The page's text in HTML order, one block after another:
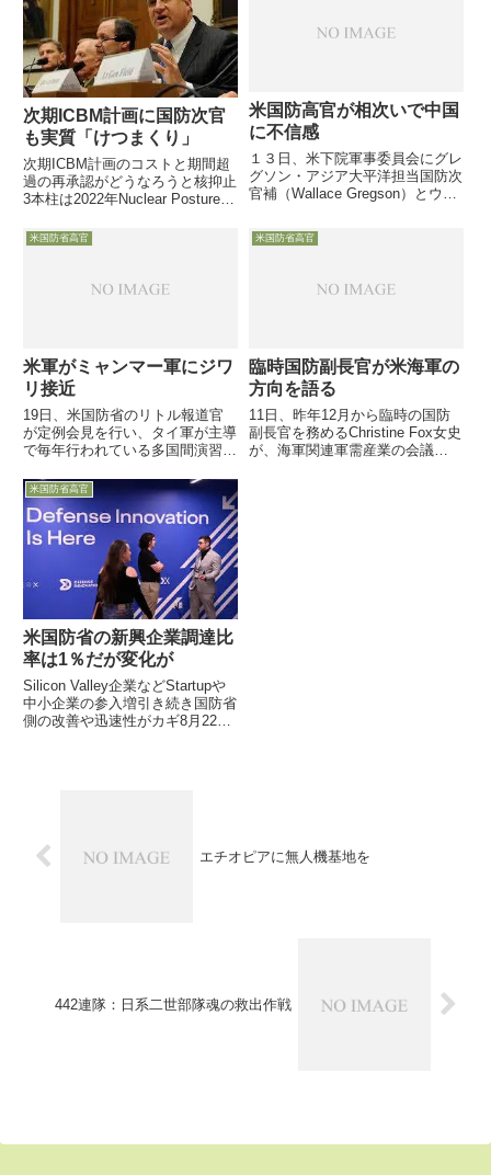
次期ICBM計画に国防次官
も実質「けつまくり」
次期ICBM計画のコストと期間超
過の再承認がどうなろうと核抑止
3本柱は2022年Nuclear Posture
に米空軍が議会に通知して明らか
米国防高官が相次いで中国
に不信感
１３日、米下院軍事委員会にグレ
グソン・アジア大平洋担当国防次
官補（Wallace Gregson）とウイ
Willard）が出席し、中国との関係
について語りました
米国防省高官
米軍がミャンマー軍にジワ
リ接近
19日、米国防省のリトル報道官
が定例会見を行い、タイ軍が主導
で毎年行われている多国間演習
ブザーバーを招待する検討を進め
ていると語りました。厳密に言う
と、「タイ軍の要望を検討してい
る」と報道官は表現
米国防省高官
臨時国防副長官が米海軍の
方向を語る
11日、昨年12月から臨時の国防
副長官を務めるChristine Fox女史
が、海軍関連軍需産業の会議
米国防省高官
米国防省の新興企業調達比
率は1％だが変化が
Silicon Valley企業などStartupや
中小企業の参入増引き続き国防省
側の改善や迅速性がカギ8月22日
エチオピアに無人機基地を
442連隊：日系二世部隊魂の救出作戦